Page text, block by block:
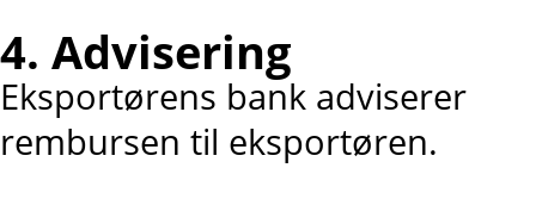
4. Advisering
Eksportørens bank adviserer
rembursen til eksportøren.